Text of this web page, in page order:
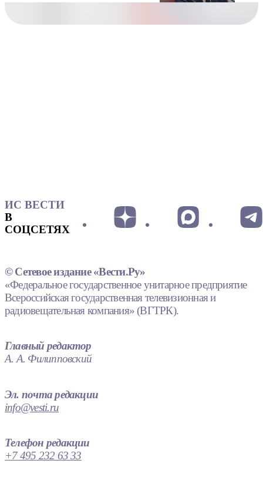
ИС ВЕСТИ
В
СОЦСЕТЯХ
© Сетевое издание «Вести.Ру»
«Федеральное государственное унитарное предприятие
Всероссийская государственная телевизионная и
радиовещательная компания» (ВГТРК).
Главный редактор
А. А. Филипповский
Эл. почта редакции
info@vesti.ru
Телефон редакции
+7 495 232 63 33